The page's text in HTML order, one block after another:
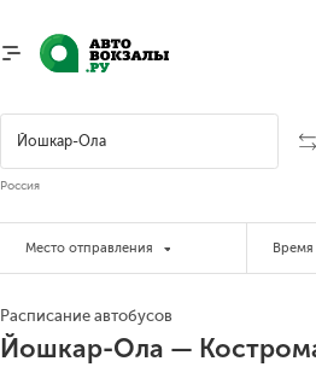
Россия
Место отправления Время
Расписание автобусов
Йошкар-Ола —